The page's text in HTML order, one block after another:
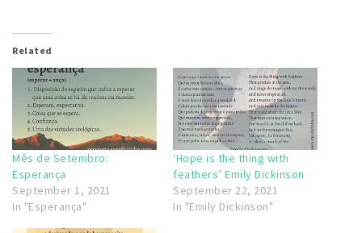
Related
Mês de Setembro:
Esperança
September 1, 2021
In "Esperança"
‘Hope is the thing with
feathers’ Emily Dickinson
September 22, 2021
In "Emily Dickinson"